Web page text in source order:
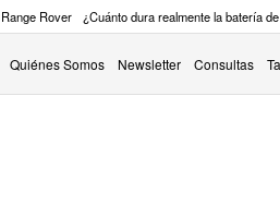
Rover ¿Cuánto dura realmente la batería
Quiénes Somos Newsletter Consultas